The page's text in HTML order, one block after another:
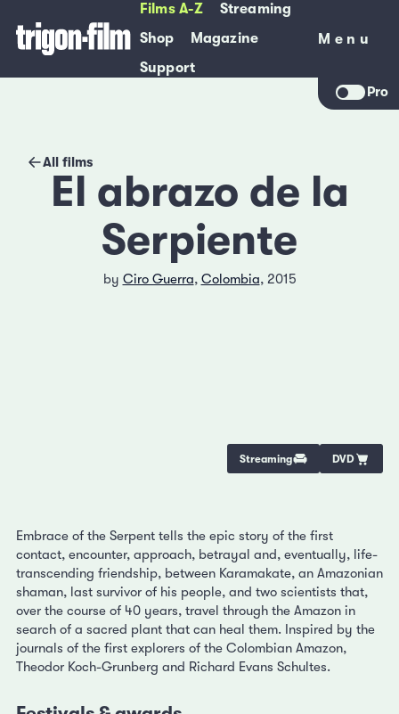
Films A-Z
Streaming
Shop
Magazine
Support
Menu
Menu
Pro
All films
El abrazo de la
Serpiente
by Ciro Guerra, Colombia, 2015
Streaming DVD
Embrace of the Serpent tells the epic story of the first
contact, encounter, approach, betrayal and, eventually, life-
transcending friendship, between Karamakate, an Amazonian
shaman, last survivor of his people, and two scientists that,
over the course of 40 years, travel through the Amazon in
search of a sacred plant that can heal them. Inspired by the
journals of the first explorers of the Colombian Amazon,
Theodor Koch-Grunberg and Richard Evans Schultes.